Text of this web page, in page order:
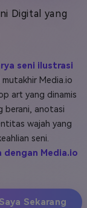
Baru
Digital yang
seni ilustrasi
Media.io
art yang dinamis
berani, anotasi
wajah yang
seni.
dengan Media.io
Sekarang